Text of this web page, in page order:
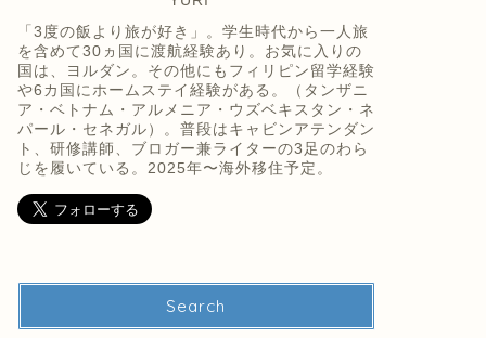
「3度の飯より旅が好き」。学生時代から一人旅
を含めて30ヵ国に渡航経験あり。お気に入りの
国は、ヨルダン。その他にもフィリピン留学経験
や6カ国にホームステイ経験がある。（タンザニ
ア・ベトナム・アルメニア・ウズベキスタン・ネ
パール・セネガル）。普段はキャビンアテンダン
ト、研修講師、ブロガー兼ライターの3足のわら
じを履いている。2025年〜海外移住予定。
Search